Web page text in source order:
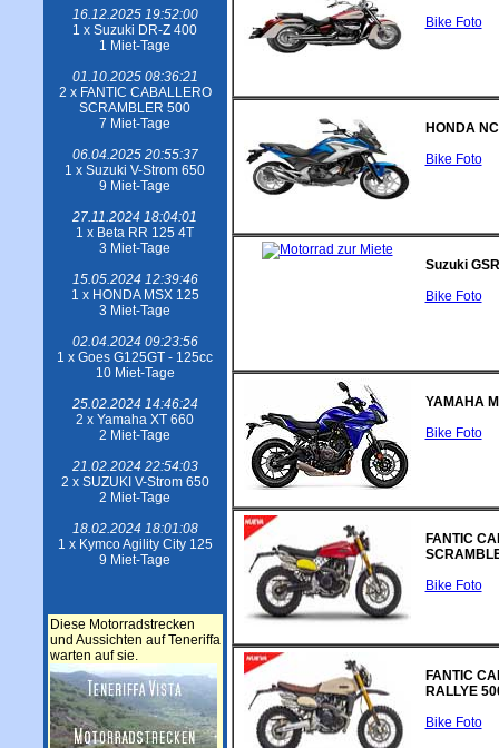
16.12.2025 19:52:00
1 x Suzuki DR-Z 400
1 Miet-Tage
01.10.2025 08:36:21
2 x FANTIC CABALLERO
SCRAMBLER 500
7 Miet-Tage
06.04.2025 20:55:37
1 x Suzuki V-Strom 650
9 Miet-Tage
27.11.2024 18:04:01
1 x Beta RR 125 4T
3 Miet-Tage
15.05.2024 12:39:46
1 x HONDA MSX 125
3 Miet-Tage
02.04.2024 09:23:56
1 x Goes G125GT - 125cc
10 Miet-Tage
25.02.2024 14:46:24
2 x Yamaha XT 660
2 Miet-Tage
21.02.2024 22:54:03
2 x SUZUKI V-Strom 650
2 Miet-Tage
18.02.2024 18:01:08
1 x Kymco Agility City 125
9 Miet-Tage
Diese Motorradstrecken
und Aussichten auf Teneriffa
warten auf sie.
Bike Foto
HONDA
Bike Foto
Suzuki
Bike Foto
YAMAHA
Bike Foto
FANTIC
Bike Foto
FANTIC
RALLYE
Bike Foto